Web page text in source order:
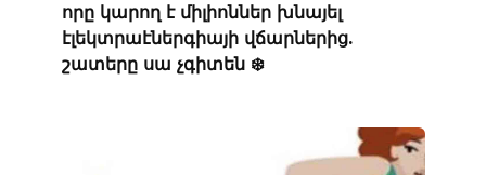
որը կարող է միլիոններ խնայել
էլեկտրաէներգիայի վճարներից.
շատերը սա չգիտեն ❄️